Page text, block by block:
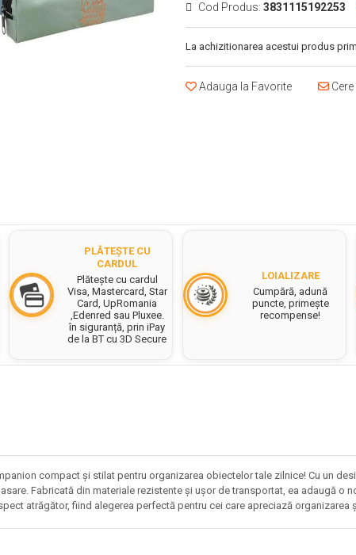
Cod Produs: 3831115192253
La achizitionarea acestui produs
Adauga la Favorite
PLĂTEȘTE CU
CARDUL
Plătește cu cardul
Visa, Mastercard, Star
Card, UpRomania
,Edenred sau Pluxee.
în siguranță, prin iPay
de la BT cu 3D Secure
LOIALIZARE
Cumpără, adună
puncte, primește
recompense!
compact și stilat pentru organizarea obiectelor tale zilnice! Cu un
Fabricată din materiale rezistente și ușor de transportat, ea adaugă o
atrăgător, fiind alegerea perfectă pentru cei care apreciază organizarea